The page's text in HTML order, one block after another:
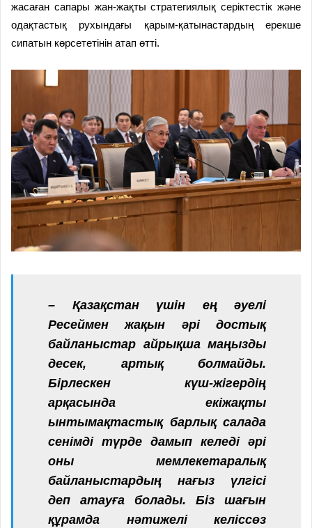
жасаған сапары жан-жақты стратегиялық серіктестік және
одақтастық рухындағы қарым-қатынастардың ерекше
сипатын көрсететінін атап өтті.
– Қазақстан үшін ең әуелі
Ресеймен жақын әрі достық
байланыстар айрықша маңызды
десек, артық болмайды.
Бірлескен күш-жігердің
арқасында екіжақты
ынтымақтастық барлық салада
сенімді түрде дамып келеді әрі
оны мемлекетаралық
байланыстардың нағыз үлгісі
деп атауға болады. Біз шағын
құрамда нәтижелі келіссөз